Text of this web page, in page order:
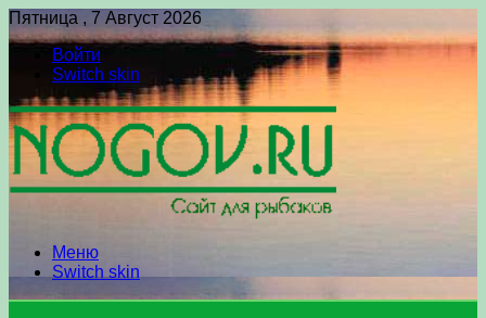
Пятница , 7 Август 2026
Войти
Switch skin
Меню
Switch skin